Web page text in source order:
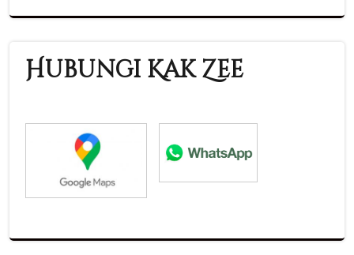
Hubungi Kak Zee